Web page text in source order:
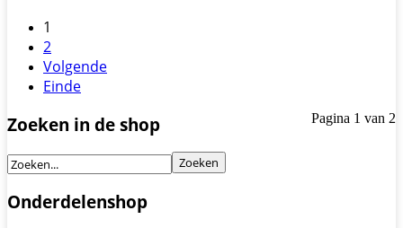
1
2
Volgende
Einde
Pagina 1 van 2
Zoeken in de shop
Onderdelenshop